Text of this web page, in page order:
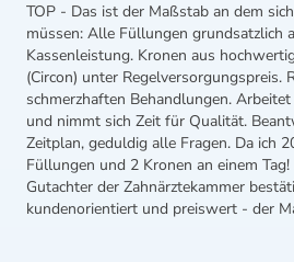
TOP - Das ist der Maßstab an dem
müssen: Alle Füllungen grundsatzlich
Kassenleistung. Kronen aus
(Circon) unter Regelversorgungspreis.
schmerzhaften Behandlungen.
und nimmt sich Zeit für Qualität.
Zeitplan, geduldig alle Fragen. Da ich
Füllungen und 2 Kronen an einem
Gutachter der Zahnärztekammer
kundenorientiert und preiswert - der